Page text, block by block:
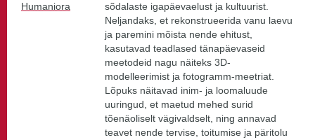
Humaniora
sõdalaste igapäevaelust ja kultuurist.
Neljandaks, et rekonstrueerida vanu laevu
ja paremini mõista nende ehitust,
kasutavad teadlased tänapäevaseid
meetodeid nagu näiteks 3D-
modelleerimist ja fotogramm-meetriat.
Lõpuks näitavad inim- ja loomaluude
uuringud, et maetud mehed surid
tõenäoliselt vägivaldselt, ning annavad
teavet nende tervise, toitumise ja päritolu